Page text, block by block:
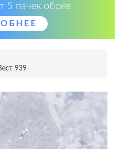
5 пачек обоев
939